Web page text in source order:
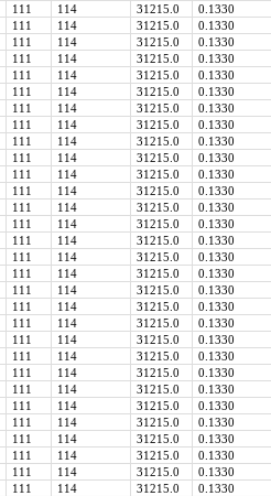
111 114 31215.0
0.1330
111 114 31215.0
0.1330
111 114 31215.0
0.1330
111 114 31215.0
0.1330
111 114 31215.0
0.1330
111 114 31215.0
0.1330
111 114 31215.0
0.1330
111 114 31215.0
0.1330
111 114 31215.0
0.1330
111 114 31215.0
0.1330
111 114 31215.0
0.1330
111 114 31215.0
0.1330
111 114 31215.0
0.1330
111 114 31215.0
0.1330
111 114 31215.0
0.1330
111 114 31215.0
0.1330
111 114 31215.0
0.1330
111 114 31215.0
0.1330
111 114 31215.0
0.1330
111 114 31215.0
0.1330
111 114 31215.0
0.1330
111 114 31215.0
0.1330
111 114 31215.0
0.1330
111 114 31215.0
0.1330
111 114 31215.0
0.1330
111 114 31215.0
0.1330
111 114 31215.0
0.1330
111 114 31215.0
0.1330
111 114 31215.0
0.1330
111 114 31215.0
0.1330